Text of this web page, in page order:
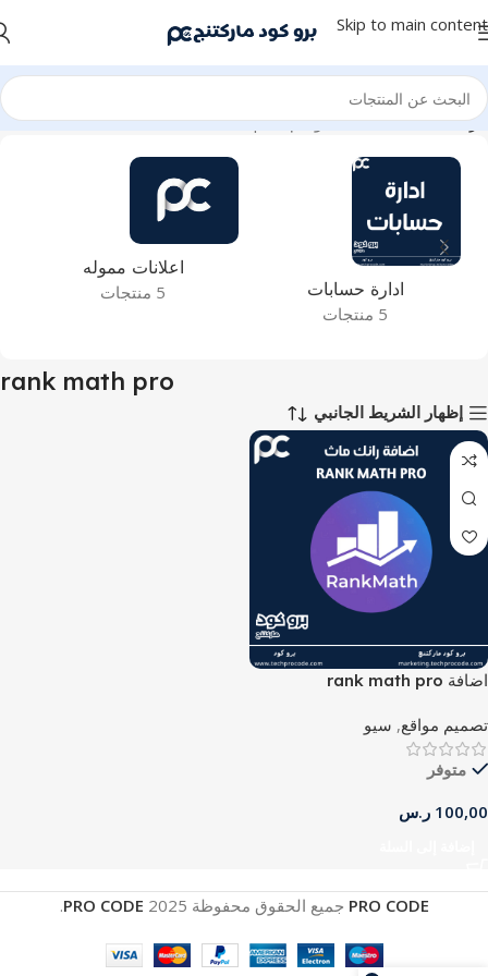
Skip to main content
الرئيسية منتجات تحت الوسم “rank math pro”
ادارة حسابات
5 منتجات
اعلانات مموله
5 منتجات
rank math pro
إظهار الشريط الجانبي
اضافة rank math pro
تصميم مواقع, سيو
متوفر
100,00 ر.س
PRO CODE جميع الحقوق محفوظة PRO CODE
.